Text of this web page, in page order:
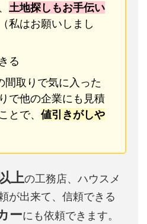
土地探しもお手伝い
私はお願いしまし
る
間取りで気に入った
で他の企業にも見積
とで、 値引きがしや
上の工務店、ハウスメ
が出来て、信頼できる
ーにも依頼できます。